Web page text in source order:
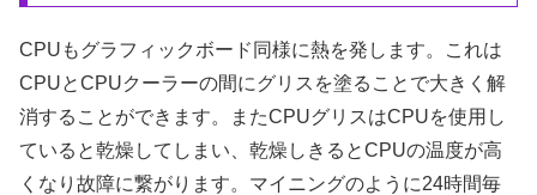
CPUもグラフィックボード同様に熱を発します。これは
CPUとCPUクーラーの間にグリスを塗ることで大きく解
消することができます。またCPUグリスはCPUを使用し
ていると乾燥してしまい、乾燥しきるとCPUの温度が高
くなり故障に繋がります。マイニングのように24時間毎